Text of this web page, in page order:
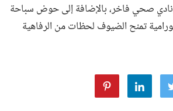
ونادي صحي فاخر، بالإضافة إلى حوض سباحة
تمنح الضيوف لحظات من الرفاهية